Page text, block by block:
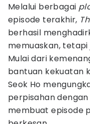
Melalui berbagai
episode terakhir,
berhasil
memuaskan, tetapi
Mulai dari
bantuan kekuatan
Seok Ho
perpisahan dengan
membuat episode